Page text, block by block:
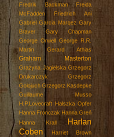
Fredrik Backman
Freida
McFadden
Friedrich Ani
Gabriel Garcia Marqez Gary
Braver
Gary Chapman
George Orwell
George R.R.
Martin
Gerard Athias
Graham Masterton
Grażyna Jagielska Grzegorz
Drukarczyk
Grzegorz
Golojuch Grzegorz Kasdepke
Guillaume Musso
H.P.Lovecraft
Halszka Opfer
Hanna Fronczak Hanna Greń
Hanna Krall
Harlan
Coben
Harriet Brown